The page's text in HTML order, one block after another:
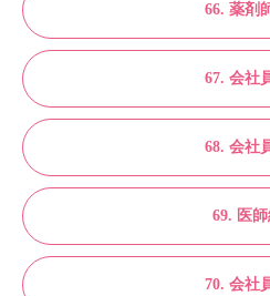
66. 薬剤
67. 会社
68. 会社
69. 医
70. 会社